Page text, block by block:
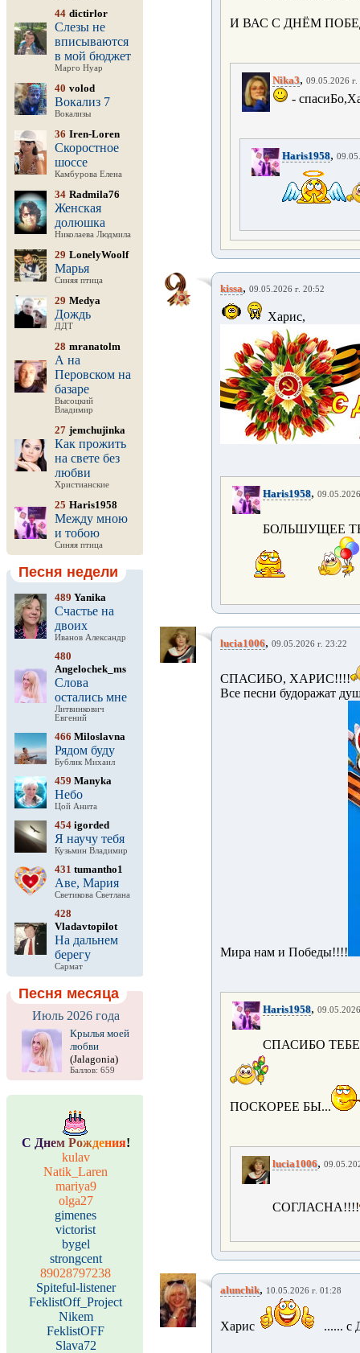
44 dictirlor
Слезы не
вписываются
в мой бюджет
Марго Нуар
40 volod
Вокализ 7
Вокализы
36 Iren-Loren
Скоростное
шоссе
Камбурова Елена
34 Radmila76
Женская
долюшка
Николаева Людмила
29 LonelyWoolf
Марья
Синяя птица
29 Medya
Дождь
ДДТ
28 mranatolm
А на
Перовском на
базаре
Высоцкий
Владимир
27 jemchujinka
Как прожить
на свете без
любви
Христианские
25 Haris1958
Между мною
и тобою
Синяя птица
Песня недели
489 Yanika
Счастье на
двоих
Иванов Александр
480
Angelochek_ms
Слова
остались мне
Литвинкович
Евгений
466 Miloslavna
Рядом буду
Бублик Михаил
459 Manyka
Небо
Цой Анита
454 igorded
Я научу тебя
Кузьмин Владимир
431 tumantho1
Аве, Мария
Светикова Светлана
428
Vladavtopilot
На дальнем
берегу
Сармат
Песня месяца
Июль 2026 года
Крылья моей
любви
(Jalagonia)
Баллов: 659
С Днем Рождения!
kulav
Natik_Laren
mariya9
olga27
gimenes
victorist
bygel
strongcent
89028797238
Spiteful-listener
FeklistOff_Project
Nikem
FeklistOFF
Slava72
И ВАС С ДНЁМ
Nika3, 09.05.2026 г.
-
Haris1958,
kissa, 09.05.2026 г. 20:52
Харис,
Haris1958,
БОЛЬШУЩЕЕ
lucia1006, 09.05.2026 г. 23:22
СПАСИБО, ХАРИС!!!!
Все песни будоражат
Мира нам и Победы!!!!
Haris1958,
СПАСИБО
ПОСКОРЕЕ БЫ...
lucia1006,
СОГЛАСНА!!!!
alunchik, 10.05.2026 г. 01:28
Харис ...... с